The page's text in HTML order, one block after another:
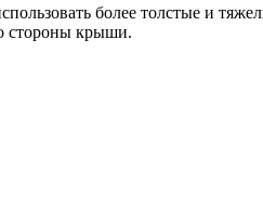
более толстые и
стороны крыши.